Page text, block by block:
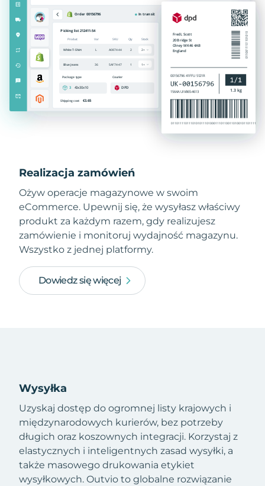
Realizacja zamówień
Ożyw operacje magazynowe w swoim
eCommerce. Upewnij się, że wysyłasz właściwy
produkt za każdym razem, gdy realizujesz
zamówienie i monitoruj wydajność magazynu.
Wszystko z jednej platformy.
Dowiedz się więcej
Wysyłka
Uzyskaj dostęp do ogromnej listy krajowych i
międzynarodowych kurierów, bez potrzeby
długich oraz koszownych integracji. Korzystaj z
elastycznych i inteligentnych zasad wysyłki, a
także masowego drukowania etykiet
wysyłkowych. Outvio to globalne rozwiązanie